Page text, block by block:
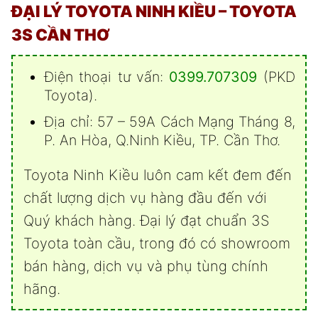
ĐẠI LÝ TOYOTA NINH KIỀU – TOYOTA
3S CẦN THƠ
Điện thoại tư vấn: 0399.707309 (PKD
Toyota).
Địa chỉ: 57 – 59A Cách Mạng Tháng 8,
P. An Hòa, Q.Ninh Kiều, TP. Cần Thơ.
Toyota Ninh Kiều luôn cam kết đem đến
chất lượng dịch vụ hàng đầu đến với
Quý khách hàng. Đại lý đạt chuẩn 3S
Toyota toàn cầu, trong đó có showroom
bán hàng, dịch vụ và phụ tùng chính
hãng.